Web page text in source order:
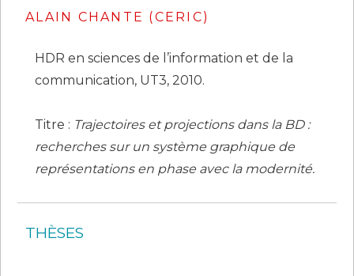
ALAIN CHANTE (CERIC)
HDR en sciences de l’information et de la
communication, UT3, 2010.
Titre : Trajectoires et projections dans la BD :
recherches sur un système graphique de
représentations en phase avec la modernité.
THÈSES